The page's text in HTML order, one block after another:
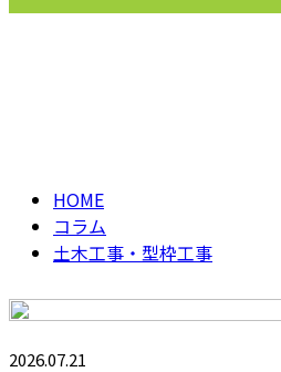
HOME
コラム
土木工事・型枠工事
2026.07.21